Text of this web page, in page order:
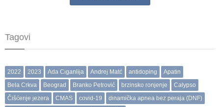
Tagovi
2022 2023 Ada Ciganlija Andrej Matć antidoping
Apatin
Bela Crkva
Beograd Branko Petrović brzinsko ronjenje
Calypso
Čišćenje jezera
CMAS covid-19
dinamička apnea bez peraja (DNF)